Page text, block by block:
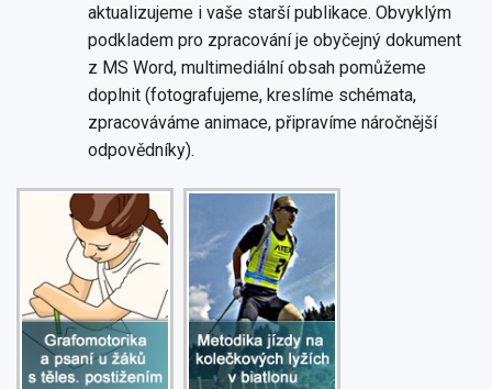
aktualizujeme i vaše starší publikace. Obvyklým
podkladem pro zpracování je obyčejný dokument
z MS Word, multimediální obsah pomůžeme
doplnit (fotografujeme, kreslíme schémata,
zpracováváme animace, připravíme náročnější
odpovědníky).